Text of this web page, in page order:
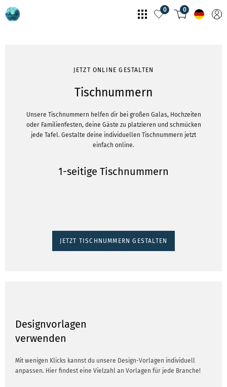
0 0
JETZT ONLINE GESTALTEN
Tischnummern
Unsere Tischnummern helfen dir bei großen Galas, Hochzeiten
oder Familienfesten, deine Gäste zu platzieren und schmücken
jede Tafel. Gestalte deine individuellen Tischnummern jetzt
einfach online.
1-seitige Tischnummern
JETZT TISCHNUMMERN GESTALTEN
Designvorlagen
verwenden
Mit wenigen Klicks kannst du unsere Design-Vorlagen individuell
anpassen. Hier findest eine Vielzahl an Vorlagen für jede Branche!